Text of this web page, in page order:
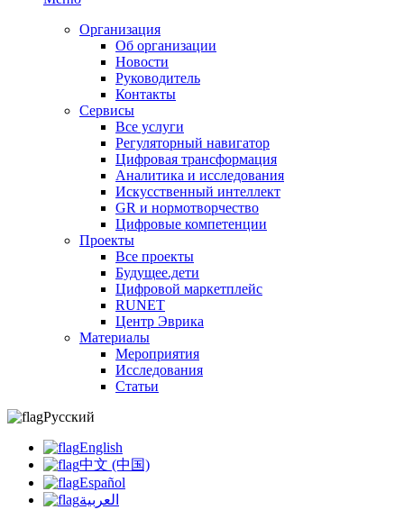
Организация
Об организации
Новости
Руководитель
Контакты
Сервисы
Все услуги
Регуляторный навигатор
Цифровая трансформация
Аналитика и исследования
Искусственный интеллект
GR и нормотворчество
Цифровые компетенции
Проекты
Все проекты
Будущее.дети
Цифровой маркетплейс
RUNET
Центр Эврика
Материалы
Мероприятия
Исследования
Статьи
Русский
English
中文 (中国)
Español
العربية